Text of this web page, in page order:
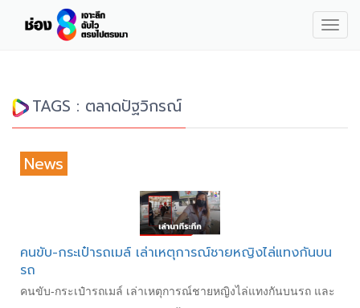
TAGS : ตลาดปัฐวิกรณ์
News
คนขับ-กระเป๋ารถเมล์ เล่าเหตุการณ์ชายหญิงไล่แทงกันบน
รถ
คนขับ-กระเป๋ารถเมล์ เล่าเหตุการณ์ชายหญิงไล่แทงกันบนรถ และ